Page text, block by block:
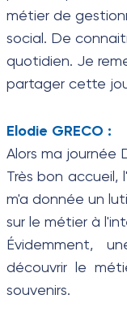
métier de
social. De
quotidien. Je
partager cette
Elodie GRECO :
Alors ma journée
Très bon accueil,
m'a donnée un
sur le métier à
Évidemment,
découvrir le
souvenirs.